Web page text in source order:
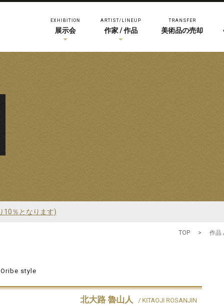
EXHIBITION
展示会
ARTIST/LINEUP
作家 / 作品
TRANSFER
美術品の売却
％となります)
TOP > 作品
style
北大路 魯山人 / KITAOJI ROSANJIN